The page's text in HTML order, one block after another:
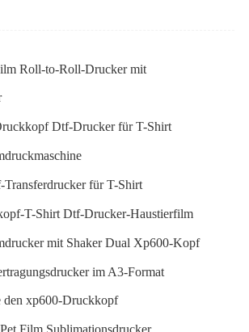
Roll-to-Roll-Drucker mit
Dtf-Drucker für T-Shirt
für T-Shirt
T-Shirt Dtf-Drucker-Haustierfilm
mit Shaker Dual Xp600-Kopf
im A3-Format
den xp600-Druckkopf
Film Sublimationsdrucker